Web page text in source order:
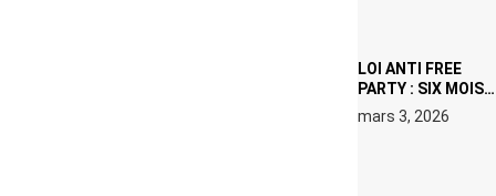
LOI ANTI FREE
PARTY : SIX MOIS
DE PRISON ET 5
000 € D’AMENDE
mars 3, 2026